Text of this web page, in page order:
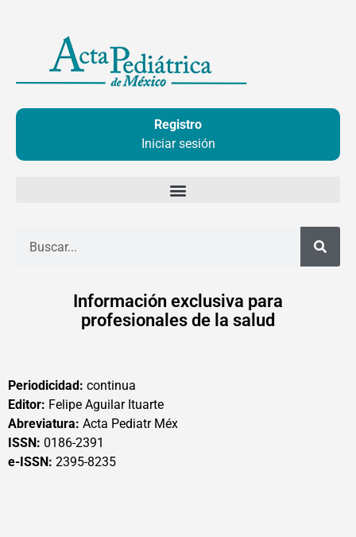
contenido
Registro
Iniciar sesión
Información exclusiva para
profesionales de la salud
Periodicidad: continua
Editor: Felipe Aguilar Ituarte
Abreviatura: Acta Pediatr Méx
ISSN: 0186-2391
e-ISSN: 2395-8235